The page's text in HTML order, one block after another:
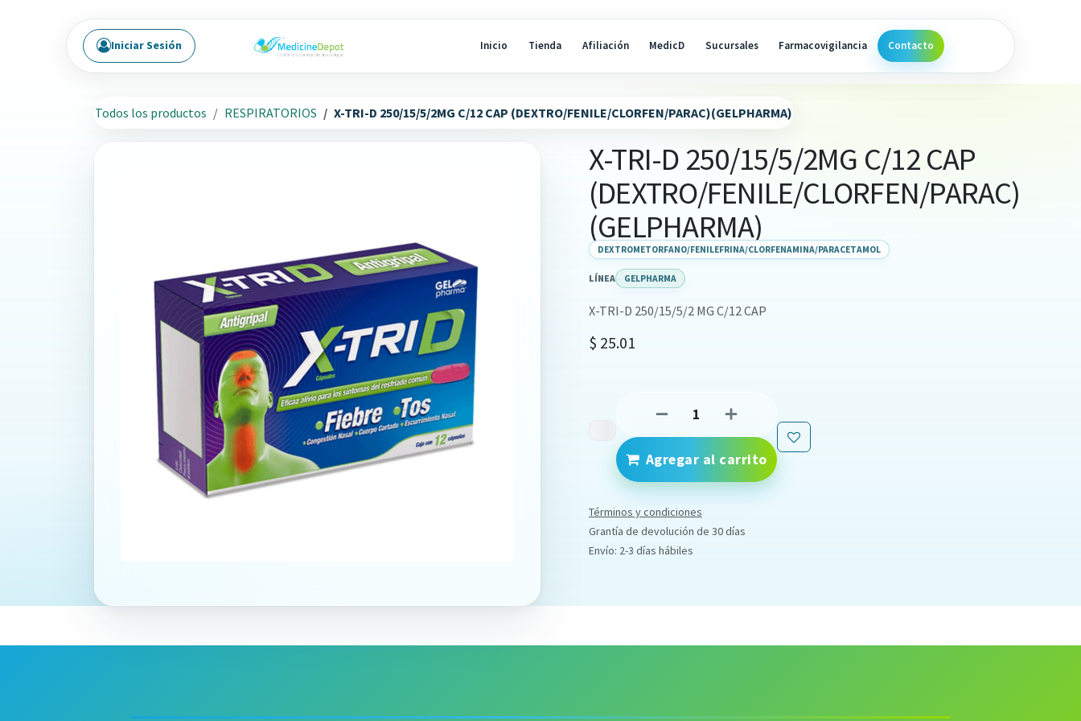
Inicio Tienda Afiliación MedicD Sucursales Farmacovigilancia Contacto
Iniciar Sesión
Todos los productos RESPIRATORIOS X-TRI-D 250/15/5/2MG C/12 CAP (DEXTRO/FENILE/CLORFEN/PARAC)(GELPHARMA)
X-TRI-D 250/15/5/2MG C/12 CAP
(DEXTRO/FENILE/CLORFEN/PARAC)
(GELPHARMA)
DEXTROMETORFANO/FENILEFRINA/CLORFENAMINA/PARACETAMOL
LÍNEA GELPHARMA
X-TRI-D 250/15/5/2 MG C/12 CAP
$ 25.01
Agregar al carrito
Términos y condiciones
Grantía de devolución de 30 días
Envío: 2-3 días hábiles